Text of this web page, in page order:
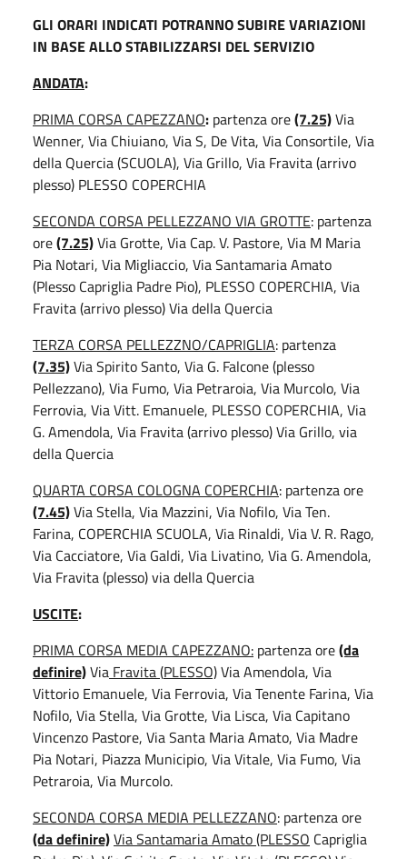
GLI ORARI INDICATI POTRANNO SUBIRE VARIAZIONI
IN BASE ALLO STABILIZZARSI DEL SERVIZIO
ANDATA:
PRIMA CORSA CAPEZZANO: partenza ore(7.25)Via
Wenner, Via Chiuiano, Via S, De Vita, Via Consortile, Via
della Quercia (SCUOLA), Via Grillo, Via Fravita (arrivo
plesso) PLESSO COPERCHIA
SECONDA CORSA PELLEZZANO VIA GROTTE: partenza
ore(7.25)Via Grotte, Via Cap. V. Pastore, Via M Maria
Pia Notari, Via Migliaccio, Via Santamaria Amato
(Plesso Capriglia Padre Pio), PLESSO COPERCHIA, Via
Fravita (arrivo plesso) Via della Quercia
TERZA CORSA PELLEZZNO/CAPRIGLIA: partenza
(7.35)Via Spirito Santo, Via G. Falcone (plesso
Pellezzano), Via Fumo, Via Petraroia, Via Murcolo, Via
Ferrovia, Via Vitt. Emanuele, PLESSO COPERCHIA, Via
G. Amendola, Via Fravita (arrivo plesso) Via Grillo, via
della Quercia
QUARTA CORSA COLOGNA COPERCHIA: partenza ore
(7.45)Via Stella, Via Mazzini, Via Nofilo, Via Ten.
Farina, COPERCHIA SCUOLA, Via Rinaldi, Via V. R. Rago,
Via Cacciatore, Via Galdi, Via Livatino, Via G. Amendola,
Via Fravita (plesso) via della Quercia
USCITE:
PRIMA CORSA MEDIA CAPEZZANO: partenza ore(da
definire)Via Fravita(PLESSO)Via Amendola, Via
Vittorio Emanuele, Via Ferrovia, Via Tenente Farina, Via
Nofilo, Via Stella, Via Grotte, Via Lisca, Via Capitano
Vincenzo Pastore, Via Santa Maria Amato, Via Madre
Pia Notari, Piazza Municipio, Via Vitale, Via Fumo, Via
Petraroia, Via Murcolo.
SECONDA CORSA MEDIA PELLEZZANO: partenza ore
(da definire)Via Santamaria Amato (PLESSO Capriglia